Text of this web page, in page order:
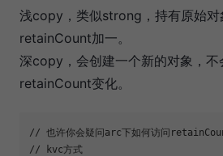
浅copy，类似strong，持有原始对
retainCount加一。
深copy，会创建一个新的对象，不
retainCount变化。
// 也许你会疑问arc下如何访问retainCount
// kvc方式